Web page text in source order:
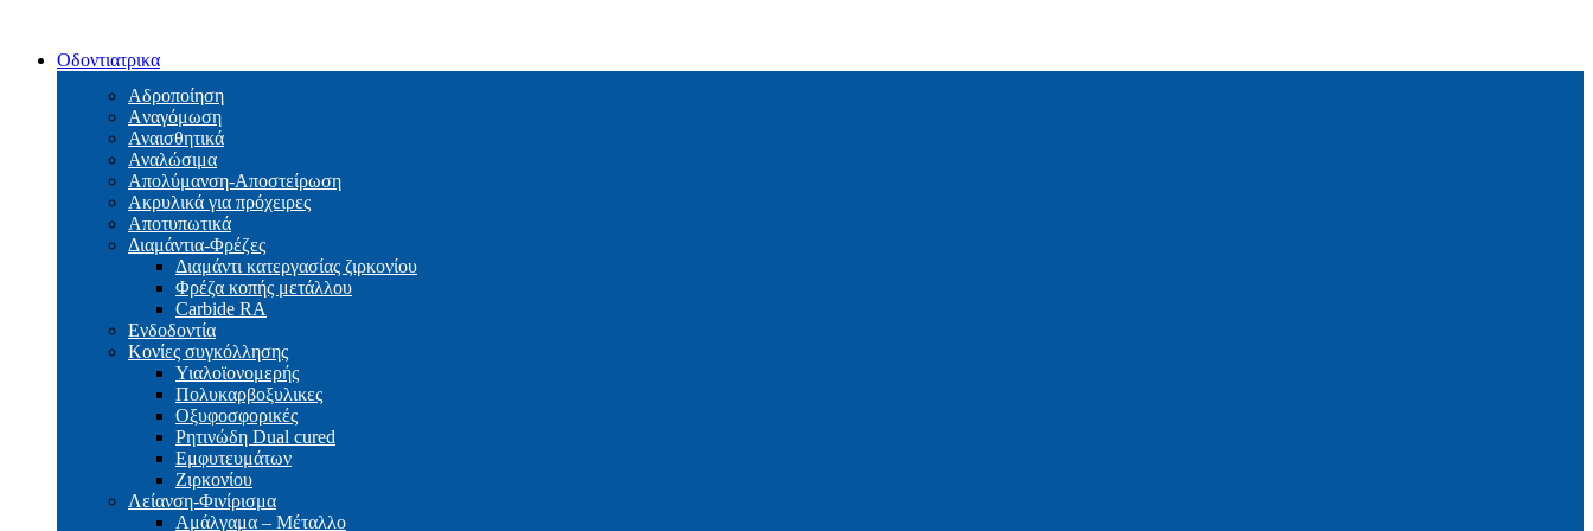
Οδοντιατρικα
Αδροποίηση
Aναγόμωση
Αναισθητικά
Αναλώσιμα
Απολύμανση-Αποστείρωση
Ακρυλικά για πρόχειρες
Αποτυπωτικά
Διαμάντια-Φρέζες
Διαμάντι κατεργασίας ζιρκονίου
Φρέζα κοπής μετάλλου
Carbide RA
Ενδοδοντία
Κονίες συγκόλλησης
Υιαλοϊονομερής
Πολυκαρβοξυλικες
Οξυφοσφορικές
Ρητινώδη Dual cured
Εμφυτευμάτων
Ζιρκονίου
Λείανση-Φινίρισμα
Αμάλγαμα – Μέταλλο